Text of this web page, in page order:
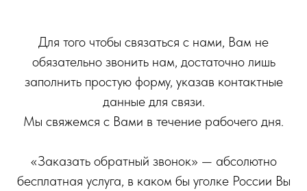
Для того чтобы связаться с нами, Вам не
обязательно звонить нам, достаточно лишь
заполнить простую форму, указав контактные
данные для связи.
Мы свяжемся с Вами в течение рабочего дня.
«Заказать обратный звонок» — абсолютно
бесплатная услуга, в каком бы уголке России Вы